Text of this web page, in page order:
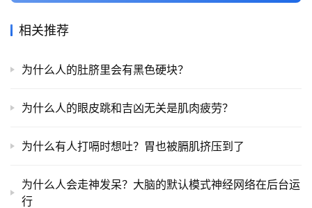
相关推荐
为什么人的肚脐里会有黑色硬块？
为什么人的眼皮跳和吉凶无关是肌肉疲劳？
为什么有人打嗝时想吐？胃也被膈肌挤压到了
为什么人会走神发呆？大脑的默认模式神经网络在后台运
行